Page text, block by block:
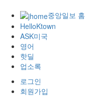
중앙일보 홈
HelloKtown
ASK미국
영어
핫딜
업소록
로그인
회원가입